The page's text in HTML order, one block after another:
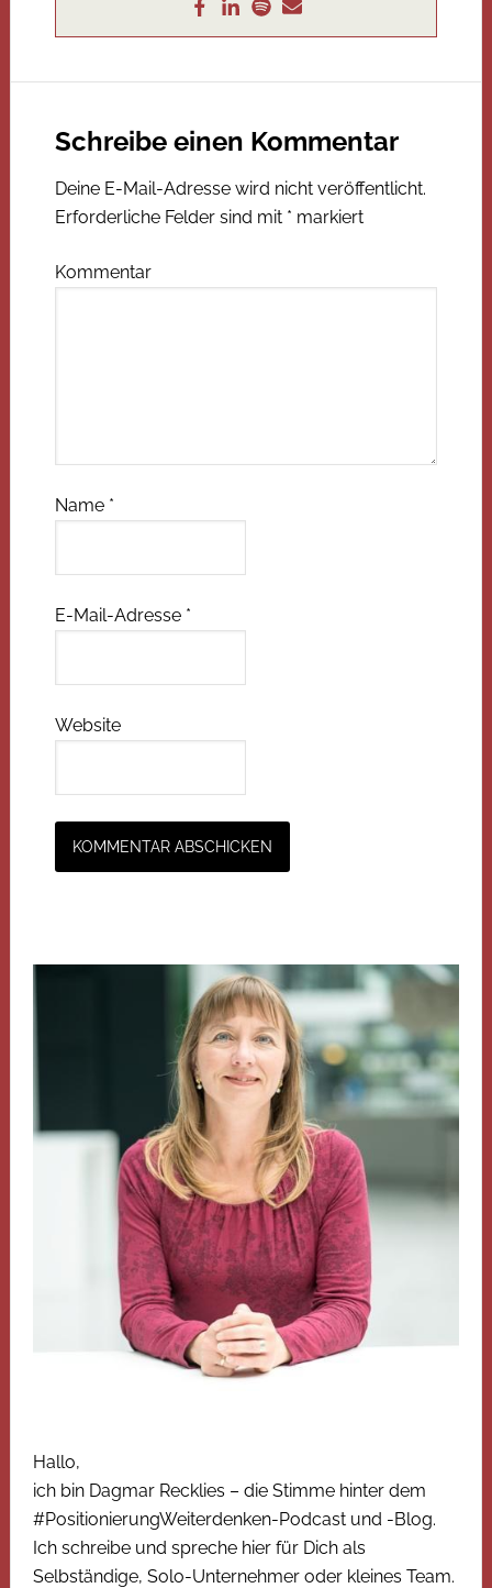
Schreibe einen Kommentar
Deine E-Mail-Adresse wird nicht veröffentlicht.
Erforderliche Felder sind mit * markiert
Kommentar
Name *
E-Mail-Adresse *
Website
Hallo,
ich bin Dagmar Recklies – die Stimme hinter dem
#PositionierungWeiterdenken-Podcast und -Blog.
Ich schreibe und spreche hier für Dich als
Selbständige, Solo-Unternehmer oder kleines Team.